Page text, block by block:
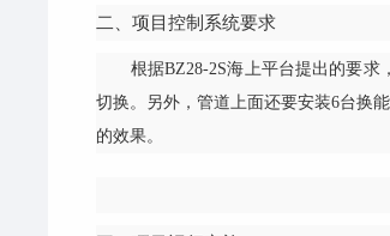
二、项目控制系统要求
根据BZ28-2S海上平台提出的要求，
切换。另外，管道上面还要安装6台换
的效果。